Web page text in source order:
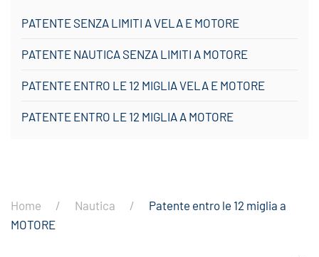
PATENTE SENZA LIMITI A VELA E MOTORE
PATENTE NAUTICA SENZA LIMITI A MOTORE
PATENTE ENTRO LE 12 MIGLIA VELA E MOTORE
PATENTE ENTRO LE 12 MIGLIA A MOTORE
Home Nautica
Patente entro le 12 miglia a
MOTORE